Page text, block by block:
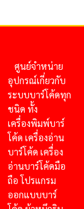
ศูนย์จําหน่าย
อุปกรณ์เกี่ยวกับ
ระบบบาร์โค้ดทุก
ชนิด ทั้ง
เครื่องพิมพ์บาร์
โค้ด เครื่องอ่าน
บาร์โค้ด เครื่อง
อ่านบาร์โค้ดมือ
ถือ โปรแกรม
ออกแบบบาร์